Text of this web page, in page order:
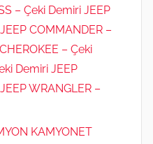
– Çeki Demiri JEEP
COMMANDER –
– Çeki
Demiri JEEP
WRANGLER –
KAMYONET